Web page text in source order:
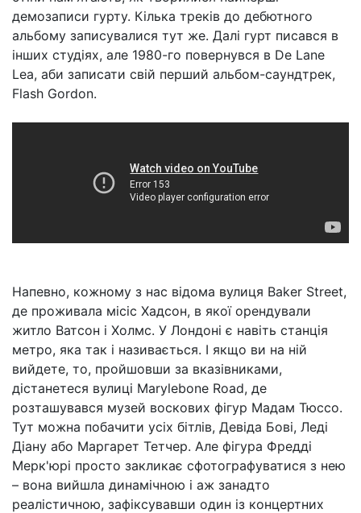
демозаписи гурту. Кілька треків до дебютного
альбому записувалися тут же. Далі гурт писався в
інших студіях, але 1980-го повернувся в De Lane
Lea, аби записати свій перший альбом-саундтрек,
Flash Gordon.
Напевно, кожному з нас відома вулиця Baker Street,
де проживала місіс Хадсон, в якої орендували
житло Ватсон і Холмс. У Лондоні є навіть станція
метро, яка так і називається. І якщо ви на ній
вийдете, то, пройшовши за вказівниками,
дістанетеся вулиці Marylebone Road, де
розташувався музей воскових фігур Мадам Тюссо.
Тут можна побачити усіх бітлів, Девіда Бові, Леді
Діану або Маргарет Тетчер. Але фігура Фредді
Мерк'юрі просто закликає сфотографуватися з нею
– вона вийшла динамічною і аж занадто
реалістичною, зафіксувавши один із концертних